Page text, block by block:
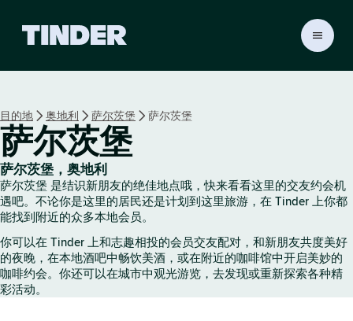
r
首
页
目的地 奥地利 萨尔茨堡 萨尔茨堡
萨尔茨堡
萨尔茨堡，奥地利
萨尔茨堡 是结识新朋友的绝佳地点哦，快来看看这里的交友约会机
遇吧。不论你是这里的居民还是计划到这里旅游，在 Tinder 上你都
能找到附近的众多本地会员。
你可以在 Tinder 上和志趣相投的会员交友配对，和新朋友共度美好
的夜晚，在本地酒吧中畅饮美酒，或在附近的咖啡馆中开启美妙的
咖啡约会。你还可以在城市中观光游览，去发现或重新探索各种精
彩活动。